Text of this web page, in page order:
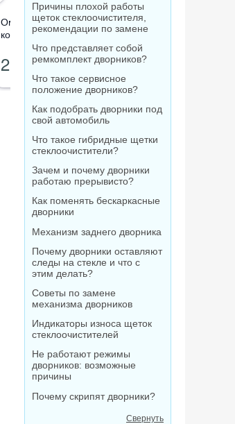
Омыватель стекол
концентрат Лавр
Orange Антимуха, 120
мл
210 ₽
Очиститель стекол
абразивный Glaco
Compound, 100 мл
1 520 ₽
Причины плохой работы
щеток стеклоочистителя,
рекомендации по замене
Что представляет собой
ремкомплект дворников?
Что такое сервисное
положение дворников?
Как подобрать дворники под
свой автомобиль
Что такое гибридные щетки
стеклоочистители?
Зачем и почему дворники
работаю прерывисто?
Как поменять бескаркасные
дворники
Механизм заднего дворника
Почему дворники оставляют
следы на стекле и что с
этим делать?
Советы по замене
механизма дворников
Индикаторы износа щеток
стеклоочистителей
Не работают режимы
дворников: возможные
причины
Почему скрипят дворники?
Свернуть